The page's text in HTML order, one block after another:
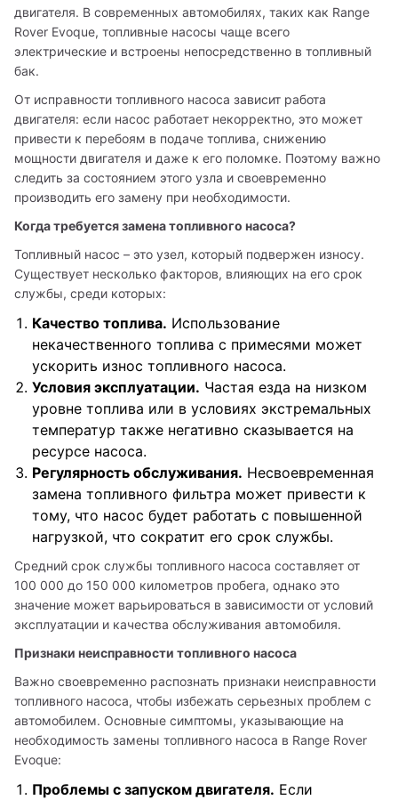
двигателя. В современных автомобилях, таких как Range
Rover Evoque, топливные насосы чаще всего
электрические и встроены непосредственно в топливный
бак.
От исправности топливного насоса зависит работа
двигателя: если насос работает некорректно, это может
привести к перебоям в подаче топлива, снижению
мощности двигателя и даже к его поломке. Поэтому важно
следить за состоянием этого узла и своевременно
производить его замену при необходимости.
Когда требуется замена топливного насоса?
Топливный насос – это узел, который подвержен износу.
Существует несколько факторов, влияющих на его срок
службы, среди которых:
Качество топлива. Использование
некачественного топлива с примесями может
ускорить износ топливного насоса.
Условия эксплуатации. Частая езда на низком
уровне топлива или в условиях экстремальных
температур также негативно сказывается на
ресурсе насоса.
Регулярность обслуживания. Несвоевременная
замена топливного фильтра может привести к
тому, что насос будет работать с повышенной
нагрузкой, что сократит его срок службы.
Средний срок службы топливного насоса составляет от
100 000 до 150 000 километров пробега, однако это
значение может варьироваться в зависимости от условий
эксплуатации и качества обслуживания автомобиля.
Признаки неисправности топливного насоса
Важно своевременно распознать признаки неисправности
топливного насоса, чтобы избежать серьезных проблем с
автомобилем. Основные симптомы, указывающие на
необходимость замены топливного насоса в Range Rover
Evoque:
Проблемы с запуском двигателя. Если